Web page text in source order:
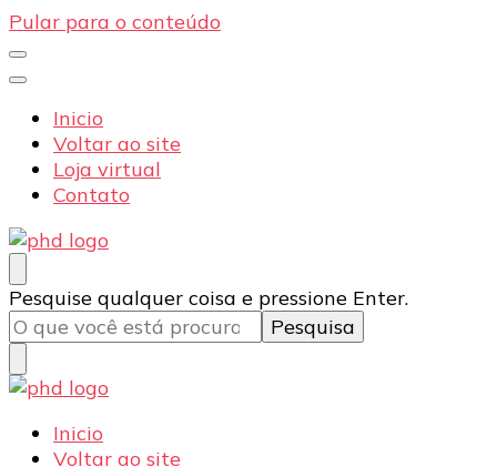
Pular para o conteúdo
Inicio
Voltar ao site
Loja virtual
Contato
PHD Seg
Blog
Procurando
algo?
Pesquise qualquer coisa e pressione Enter.
PHD Seg
Blog
Inicio
Voltar ao site